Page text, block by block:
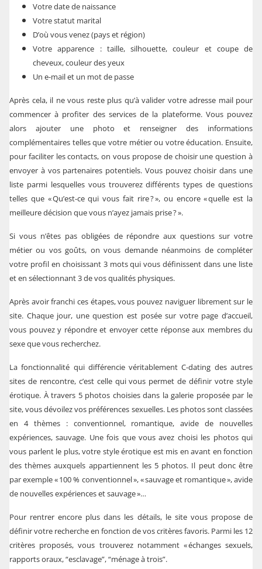
Votre date de naissance
Votre statut marital
D’où vous venez (pays et région)
Votre apparence : taille, silhouette, couleur et coupe de
cheveux, couleur des yeux
Un e-mail et un mot de passe
Après cela, il ne vous reste plus qu’à valider votre adresse mail pour
commencer à profiter des services de la plateforme. Vous pouvez
alors ajouter une photo et renseigner des informations
complémentaires telles que votre métier ou votre éducation. Ensuite,
pour faciliter les contacts, on vous propose de choisir une question à
envoyer à vos partenaires potentiels. Vous pouvez choisir dans une
liste parmi lesquelles vous trouverez différents types de questions
telles que « Qu’est-ce qui vous fait rire ? », ou encore « quelle est la
meilleure décision que vous n’ayez jamais prise ? ».
Si vous n’êtes pas obligées de répondre aux questions sur votre
métier ou vos goûts, on vous demande néanmoins de compléter
votre profil en choisissant 3 mots qui vous définissent dans une liste
et en sélectionnant 3 de vos qualités physiques.
Après avoir franchi ces étapes, vous pouvez naviguer librement sur le
site. Chaque jour, une question est posée sur votre page d’accueil,
vous pouvez y répondre et envoyer cette réponse aux membres du
sexe que vous recherchez.
La fonctionnalité qui différencie véritablement C-dating des autres
sites de rencontre, c’est celle qui vous permet de définir votre style
érotique. À travers 5 photos choisies dans la galerie proposée par le
site, vous dévoilez vos préférences sexuelles. Les photos sont classées
en 4 thèmes : conventionnel, romantique, avide de nouvelles
expériences, sauvage. Une fois que vous avez choisi les photos qui
vous parlent le plus, votre style érotique est mis en avant en fonction
des thèmes auxquels appartiennent les 5 photos. Il peut donc être
par exemple « 100 % conventionnel », « sauvage et romantique », avide
de nouvelles expériences et sauvage »…
Pour rentrer encore plus dans les détails, le site vous propose de
définir votre recherche en fonction de vos critères favoris. Parmi les 12
critères proposés, vous trouverez notamment « échanges sexuels,
rapports oraux, “esclavage”, “ménage à trois”.